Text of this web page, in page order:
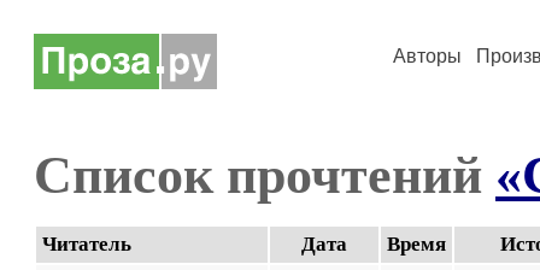
Авторы
Список прочтений
Читатель Дата Время